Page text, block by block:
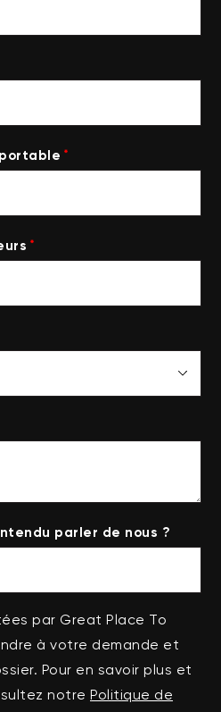
*
*
parler de nous ?
par Great Place To
à votre demande et
Pour en savoir plus et
notre Politique de